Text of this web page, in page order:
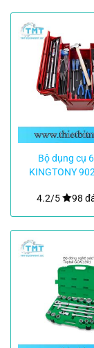
Bộ dụng cụ
KINGTONY
4.2/5 98